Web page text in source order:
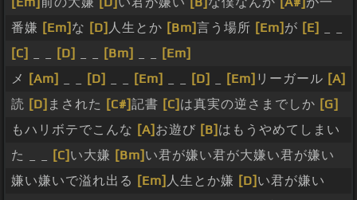
番嫌 [Em] な [D] 人生とか [Bm]言う場所 [Em] が [E]
[C]
[D] [Bm]
[Em]
メ
[Am] [D] [Em] [D] [Em] リーガール [A]
読 [D] まされた [C#]記書 [C] は真実の逆さまでしか [G]
もハリボテでこんな [A] お遊び [B] はもうやめてしまい
た _ _
[C] い大嫌 [Bm] い君が嫌い君が大嫌い君が嫌い
嫌い嫌いで溢れ出る [Em] 人生とか嫌 [D] い君が嫌い